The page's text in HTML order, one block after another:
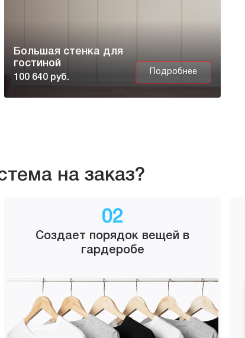
Большая стенка для
гостиной
100 640 руб.
Подробнее
на заказ?
02
Создает порядок вещей в
гардеробе